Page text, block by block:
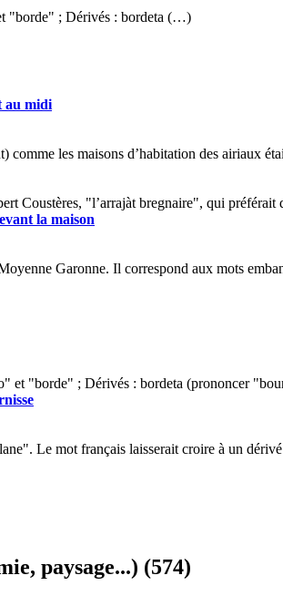
"borde" ; Dérivés : bordeta (…)
au midi
comme les maisons d’habitation des airiaux
Coustères, "l’arrajàt bregnaire", qui
la maison
Garonne. Il correspond aux mots
et "borde" ; Dérivés : bordeta (prononcer
Le mot français laisserait croire à un
paysage...) (574)